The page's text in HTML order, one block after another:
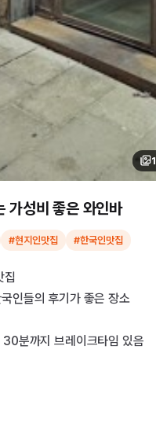
1
가성비 좋은 와인바
#현지인맛집 #한국인맛집
집
인들의 후기가 좋은 장소
분까지 브레이크타임 있음